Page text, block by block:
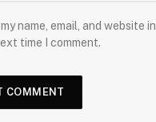
name, email, and website
time I comment.